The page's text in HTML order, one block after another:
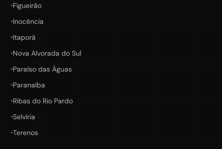
Figueirão
Inocência
Itaporã
Nova Alvorada do Sul
Paraíso das Águas
Paranaíba
Ribas do Rio Pardo
Selvíria
Terenos